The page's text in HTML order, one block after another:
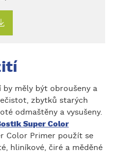
by měly být obroušeny a
zbytků starých
odmaštěny a vysušeny.
Super Color
Color Primer použít se
hliníkové, čiré a měděné